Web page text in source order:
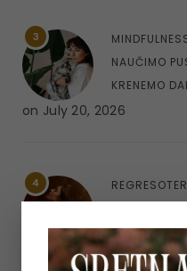
3
NAUČIMO
KRENEMO
on July 20, 2026
4
ŽIVOTA
July 7, 2026